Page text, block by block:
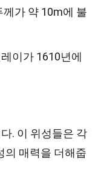
께가 약 10m에 불
이가 1610년에
. 이 위성들은 각
의 매력을 더해줍